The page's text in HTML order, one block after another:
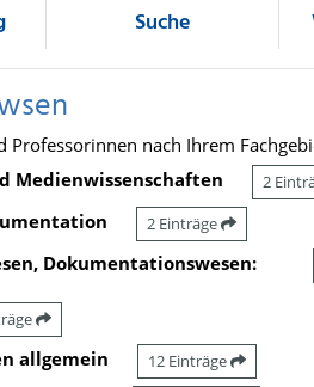
Suche
Professorinnen nach Ihrem
Medienwissenschaften
2
2 Einträge
Dokumentationswesen:
allgemein 12 Einträge